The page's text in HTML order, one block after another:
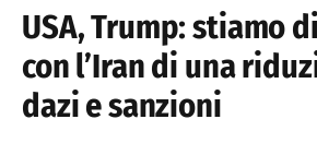
USA, Trump: stiamo
con l’Iran di una
dazi e sanzioni